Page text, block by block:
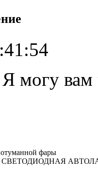
Я могу
фары
СВЕТОДИОДНАЯ